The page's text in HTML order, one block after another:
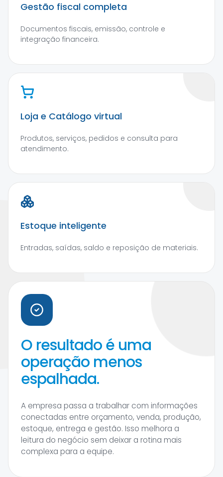
Gestão fiscal completa
Documentos fiscais, emissão, controle e
integração financeira.
Loja e Catálogo virtual
Produtos, serviços, pedidos e consulta para
atendimento.
Estoque inteligente
Entradas, saídas, saldo e reposição de materiais.
O resultado é uma
operação menos
espalhada.
A empresa passa a trabalhar com informações
conectadas entre orçamento, venda, produção,
estoque, entrega e gestão. Isso melhora a
leitura do negócio sem deixar a rotina mais
complexa para a equipe.